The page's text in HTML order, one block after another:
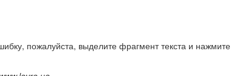
пожалуйста, выделите фрагмент текста и нажмите